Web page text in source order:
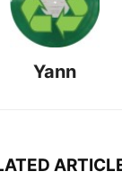
Yann